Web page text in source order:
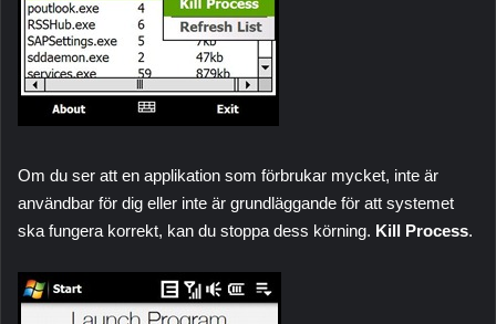
Om du ser att en applikation som förbrukar mycket, inte är
användbar för dig eller inte är grundläggande för att systemet
ska fungera korrekt, kan du stoppa dess körning. Kill Process.